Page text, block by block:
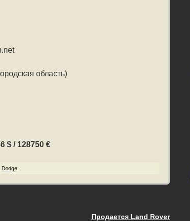
область)
$ / 128750 €
Dodge
Продается Land Rover